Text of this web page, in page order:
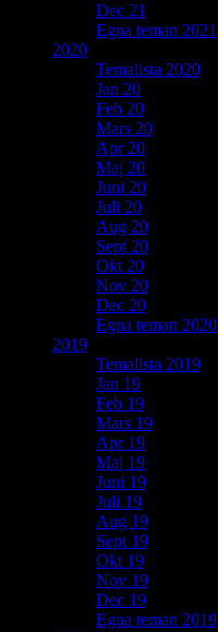
Dec 21
Egna teman 2021
2020
Temalista 2020
Jan 20
Feb 20
Mars 20
Apr 20
Maj 20
Juni 20
Juli 20
Aug 20
Sept 20
Okt 20
Nov 20
Dec 20
Egna teman 2020
2019
Temalista 2019
Jan 19
Feb 19
Mars 19
Apr 19
Maj 19
Juni 19
Juli 19
Aug 19
Sept 19
Okt 19
Nov 19
Dec 19
Egna teman 2019